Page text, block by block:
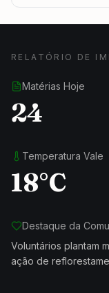
RELATÓRIO DE
Matérias Hoje
24
Temperatura Vale
18°C
Destaque da
Voluntários plantam
ação de